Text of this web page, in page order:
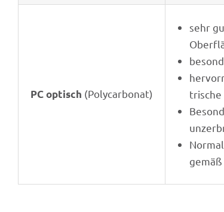
PC optisch (Poly­car­bo­nat)
sehr
tri­sche
gemäß